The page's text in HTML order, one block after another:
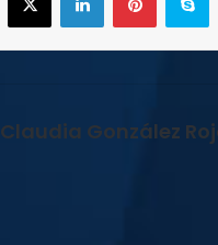
Claudia González